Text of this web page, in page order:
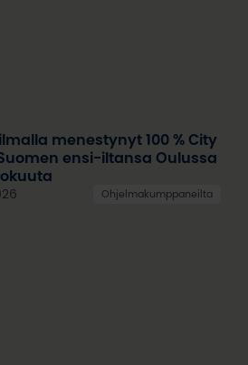
menestynyt 100 % City
ensi-iltansa Oulussa
Ohjelmakumppaneilta